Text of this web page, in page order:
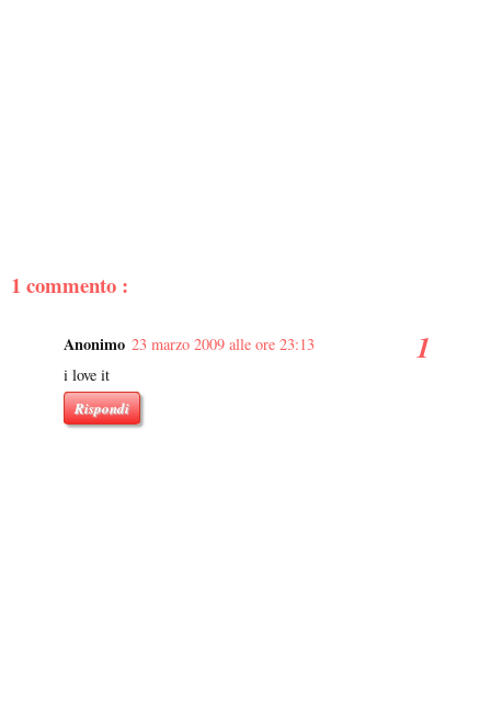
1 commento :
Anonimo 23 marzo 2009 alle ore 23:13
i love it
Rispondi